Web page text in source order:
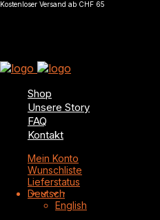
Kostenloser Versand ab CHF 65
Shop
Unsere Story
FAQ
Kontakt
Mein Konto
Wunschliste
Lieferstatus
Deutsch
English